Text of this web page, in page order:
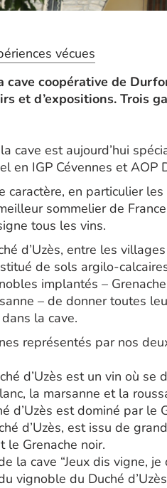
vécues
cave coopérative de
et d’expositions. Trois
cave est aujourd’hui
en IGP Cévennes et AOP
caractère, en particulier
sommelier de
tous les vins.
d’Uzès, entre les
de sols argilo-
implantés –
– de donner toutes
la cave.
représentés par nos
d’Uzès est un vin où
la marsanne et la
d’Uzès est dominé par le
d’Uzès, est issu de
le Grenache noir.
la cave “Jeux dis vigne,
vignoble du Duché